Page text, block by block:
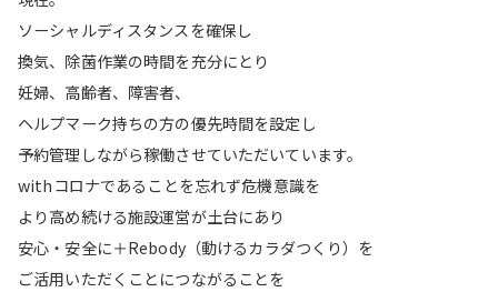
ソーシャルディスタンスを確保し
換気、除菌作業の時間を充分にとり
妊婦、高齢者、障害者、
ヘルプマーク持ちの方の優先時間を設定し
予約管理しながら稼働させていただいています。
withコロナであることを忘れず危機意識を
より高め続ける施設運営が土台にあり
安心・安全に＋Rebody（動けるカラダつくり）を
ご活用いただくことにつながることを